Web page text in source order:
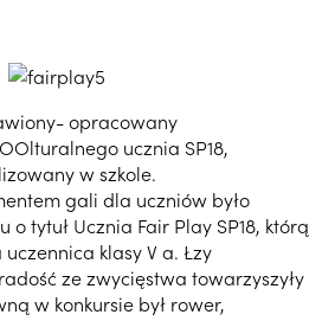
opracowany
ucznia SP18,
w szkole.
gali dla uczniów było
o tytuł Ucznia Fair Play SP18, którą
uczennica klasy V a. Łzy
ze zwycięstwa towarzyszyły
w konkursie był rower,